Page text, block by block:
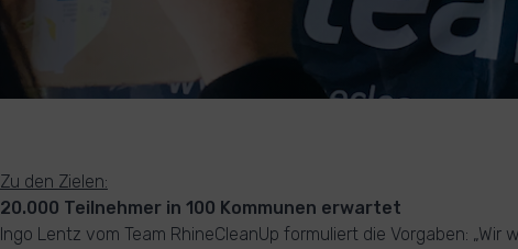
Zu den Zielen:
20.000 Teilnehmer in 100 Kommunen erwartet
Ingo Lentz vom Team RhineCleanUp formuliert die Vorgaben: „Wir